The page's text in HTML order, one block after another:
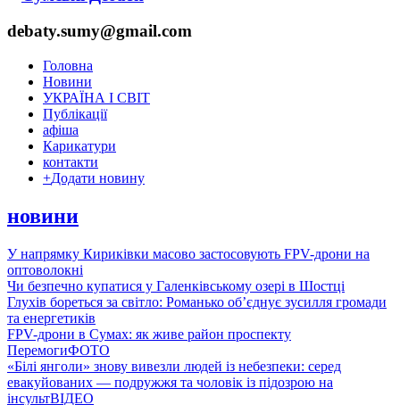
debaty.sumy@gmail.com
Головна
Новини
УКРАЇНА І СВІТ
Публікації
афіша
Карикатури
контакти
+Додати новину
новини
У напрямку Кириківки масово застосовують FPV-дрони на
оптоволокні
Чи безпечно купатися у Галенківському озері в Шостці
Глухів бореться за світло: Романько об’єднує зусилля громади
та енергетиків
FPV-дрони в Сумах: як живе район проспекту
ПеремогиФОТО
«Білі янголи» знову вивезли людей із небезпеки: серед
евакуйованих — подружжя та чоловік із підозрою на
інсультВІДЕО